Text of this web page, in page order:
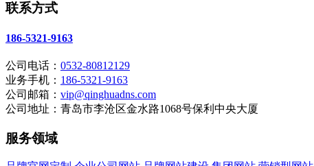
联系方式
186-5321-9163
公司电话： 0532-80812129
业务手机： 186-5321-9163
公司邮箱： vip@qinghuadns.com
公司地址：青岛市李沧区金水路1068号保利中央大厦
服务领域